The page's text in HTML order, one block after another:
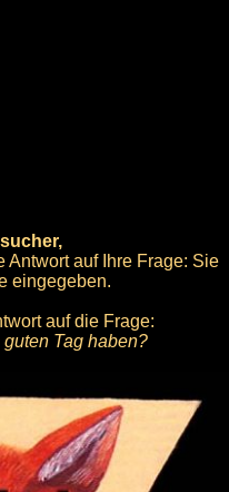
Antwort auf Ihre Frage: Sie
eingegeben.
auf die Frage:
Tag haben?